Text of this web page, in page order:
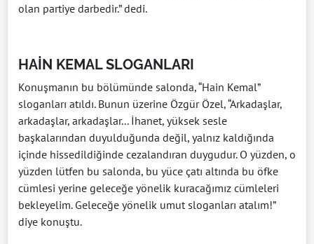
olan partiye darbedir.” dedi.
HAİN KEMAL SLOGANLARI
Konuşmanın bu bölümünde salonda, “Hain Kemal”
sloganları atıldı. Bunun üzerine Özgür Özel, “Arkadaşlar,
arkadaşlar, arkadaşlar... İhanet, yüksek sesle
başkalarından duyulduğunda değil, yalnız kaldığında
içinde hissedildiğinde cezalandıran duygudur. O yüzden, o
yüzden lütfen bu salonda, bu yüce çatı altında bu öfke
cümlesi yerine geleceğe yönelik kuracağımız cümleleri
bekleyelim. Geleceğe yönelik umut sloganları atalım!”
diye konuştu.